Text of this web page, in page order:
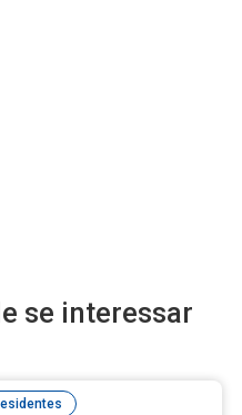
se interessar